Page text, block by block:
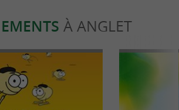
À ANGLET